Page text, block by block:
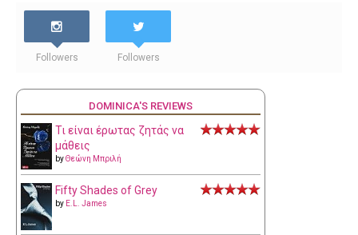
Followers Followers
DOMINICA'S REVIEWS
Τι είναι έρωτας ζητάς να
μάθεις
byΘεώνη Μπριλή
Fifty Shades of Grey
by E.L. James